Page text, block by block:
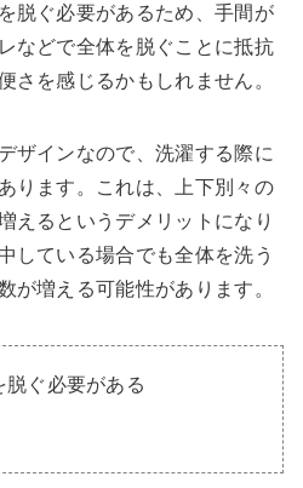
脱ぐ必要があるため、手間が
などで全体を脱ぐことに抵抗
さを感じるかもしれません。
ザインなので、洗濯する際に
ります。これは、上下別々の
えるというデメリットになり
している場合でも全体を洗う
が増える可能性があります。
脱ぐ必要がある